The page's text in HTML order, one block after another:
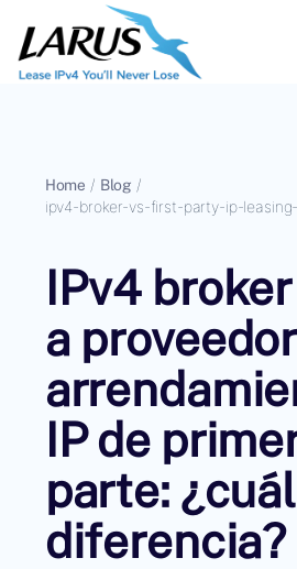
Home / Blog /
ipv4-broker-vs-first-party-ip-
IPv4
a
IP de
parte:
diferencia?